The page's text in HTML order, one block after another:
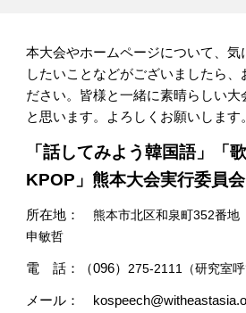
本大会やホームページについて、気
したいことなどがございましたら、
ださい。皆様と一緒に素晴らしい大
と思います。よろしくお願いします
「話してみよう韓国語」「
KPOP」熊本大会実行委員会
所在地：熊本市北区和泉町352番
申敏哲
電 話：（096） 275-2111（研究室呼
メール：